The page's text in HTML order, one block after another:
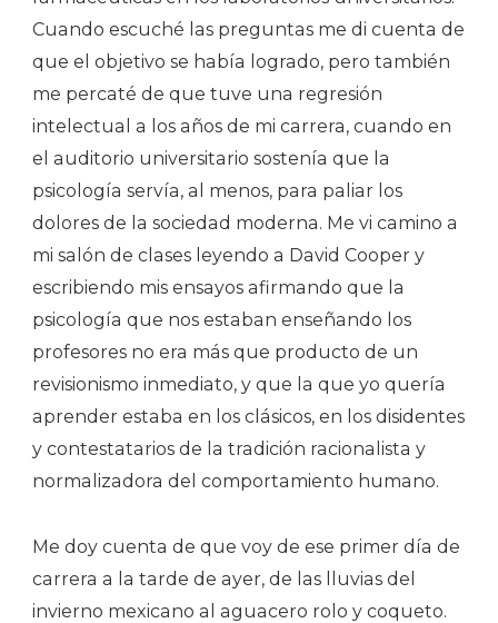
Cuando escuché las preguntas me di cuenta de
que el objetivo se había logrado, pero también
me percaté de que tuve una regresión
intelectual a los años de mi carrera, cuando en
el auditorio universitario sostenía que la
psicología servía, al menos, para paliar los
dolores de la sociedad moderna. Me vi camino a
mi salón de clases leyendo a David Cooper y
escribiendo mis ensayos afirmando que la
psicología que nos estaban enseñando los
profesores no era más que producto de un
revisionismo inmediato, y que la que yo quería
aprender estaba en los clásicos, en los disidentes
y contestatarios de la tradición racionalista y
normalizadora del comportamiento humano.
Me doy cuenta de que voy de ese primer día de
carrera a la tarde de ayer, de las lluvias del
invierno mexicano al aguacero rolo y coqueto.